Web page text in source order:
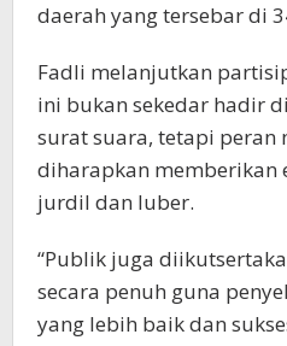
daerah yang tersebar di
Fadli melanjutkan
ini bukan sekedar hadir
surat suara, tetapi peran
diharapkan memberikan
jurdil dan luber.
“Publik juga
secara penuh guna
yang lebih baik dan